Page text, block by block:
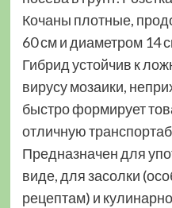
Кочаны плотные,
60 см и диаметром 14
Гибрид устойчив к
вирусу мозаики,
быстро формирует
отличную
Предназначен для
виде, для засолки
рецептам) и